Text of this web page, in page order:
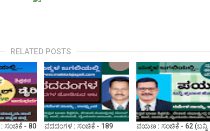
RELATED POSTS
: ಸಂಚಿಕೆ - 80 ಪದದಂಗಳ : ಸಂಚಿಕೆ - 189
ಪಯಣ : ಸಂಚಿಕೆ - 62 (ಬನ್ನಿ